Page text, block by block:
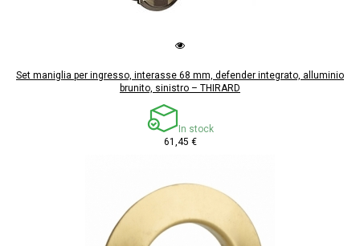
Set maniglia per ingresso, interasse 68 mm, defender integrato, alluminio
brunito, sinistro – THIRARD
In stock
61,45 €